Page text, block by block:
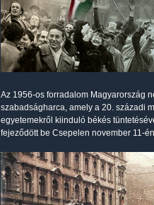
Az 1956-os forradalom Magyarország
szabadságharca, amely a 20. századi
egyetemekről kiinduló békés
fejeződött be Csepelen november 11-